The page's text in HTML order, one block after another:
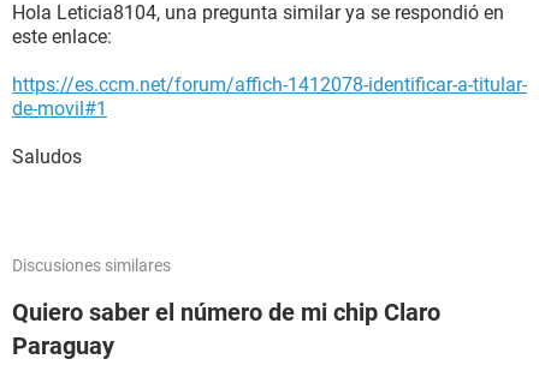
Hola Leticia8104, una pregunta similar ya se respondió en
este enlace:
https://es.ccm.net/forum/affich-1412078-identificar-a-titular-
de-movil#1
Saludos
Discusiones similares
Quiero saber el número de mi chip Claro
Paraguay